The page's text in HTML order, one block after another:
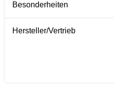
Besonderheiten
Hersteller/Vertrieb